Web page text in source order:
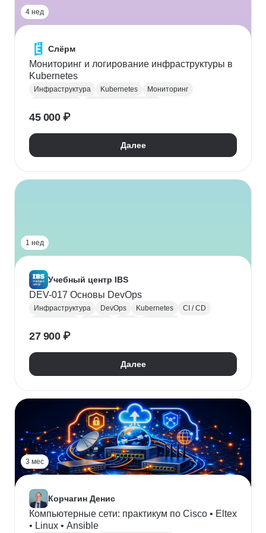
4 нед
Слёрм
Мониторинг и логирование инфраструктуры в
Kubernetes
Инфраструктура Kubernetes
Мониторинг
Администрирование сетей
45 000 ₽
Далее
1 нед
Учебный центр IBS
DEV-017 Основы DevOps
Инфраструктура DevOps Kubernetes
CI / CD
Code Review
27 900 ₽
Далее
3 мес
Корчагин Денис
Компьютерные сети: практикум по Cisco • Eltex
• Linux • Ansible